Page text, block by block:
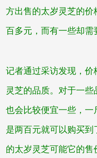
方出售的太岁灵芝的
百多元，而有一些却需
记者通过采访发现，价
灵芝的品质。对于一
也会比较便宜一些，
是两百元就可以购买
的太岁灵芝可能它的售